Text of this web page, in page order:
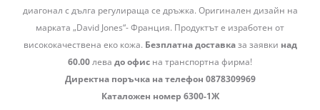
диагонал с дълга регулираща се дръжка. Оригинален дизайн на
марката „David Jones“- Франция. Продуктът е изработен от
висококачествена еко кожа. Безплатна доставказа заявки над
60.00лева до офис на транспортна фирма!
Директна поръчка на телефон 0878309969
Каталожен номер 6300-1Ж